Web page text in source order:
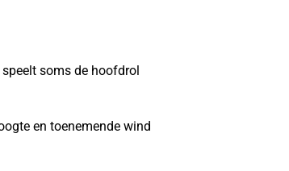
soms de hoofdrol
en toenemende wind